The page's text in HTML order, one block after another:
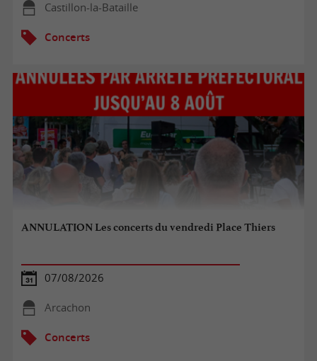
Castillon-la-Bataille
Concerts
ANNULATION Les concerts du vendredi Place Thiers
07/08/2026
Arcachon
Concerts